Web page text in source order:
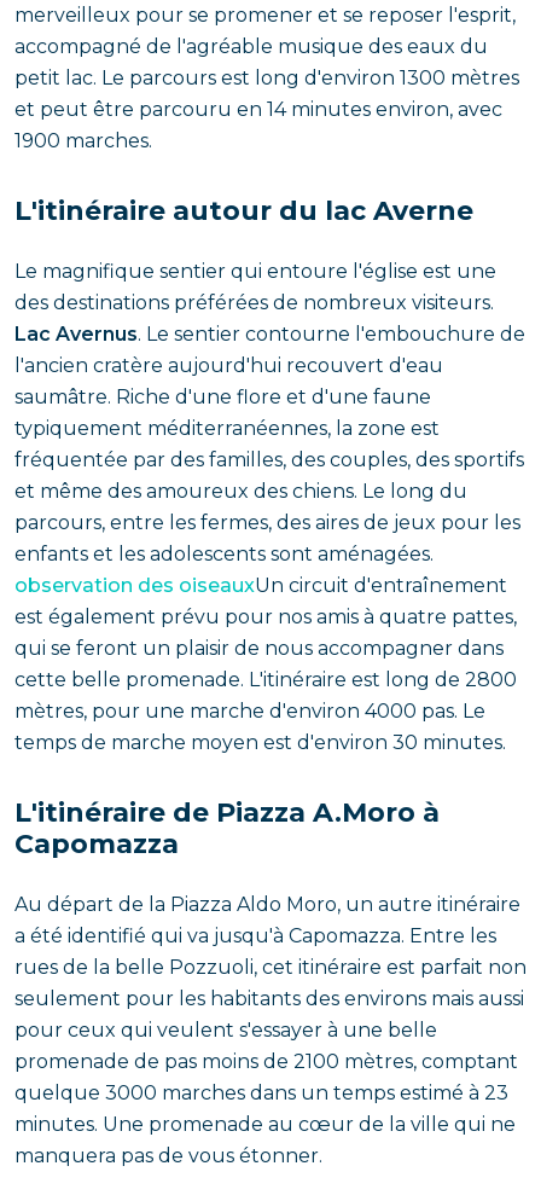
merveilleux pour se promener et se reposer l'esprit,
accompagné de l'agréable musique des eaux du
petit lac. Le parcours est long d'environ 1300 mètres
et peut être parcouru en 14 minutes environ, avec
1900 marches.
L'itinéraire autour du lac Averne
Le magnifique sentier qui entoure l'église est une
des destinations préférées de nombreux visiteurs.
Lac Avernus. Le sentier contourne l'embouchure de
l'ancien cratère aujourd'hui recouvert d'eau
saumâtre. Riche d'une flore et d'une faune
typiquement méditerranéennes, la zone est
fréquentée par des familles, des couples, des sportifs
et même des amoureux des chiens. Le long du
parcours, entre les fermes, des aires de jeux pour les
enfants et les adolescents sont aménagées.
observation des oiseauxUn circuit d'entraînement
est également prévu pour nos amis à quatre pattes,
qui se feront un plaisir de nous accompagner dans
cette belle promenade. L'itinéraire est long de 2800
mètres, pour une marche d'environ 4000 pas. Le
temps de marche moyen est d'environ 30 minutes.
L'itinéraire de Piazza A.Moro à
Capomazza
Au départ de la Piazza Aldo Moro, un autre itinéraire
a été identifié qui va jusqu'à Capomazza. Entre les
rues de la belle Pozzuoli, cet itinéraire est parfait non
seulement pour les habitants des environs mais aussi
pour ceux qui veulent s'essayer à une belle
promenade de pas moins de 2100 mètres, comptant
quelque 3000 marches dans un temps estimé à 23
minutes. Une promenade au cœur de la ville qui ne
manquera pas de vous étonner.